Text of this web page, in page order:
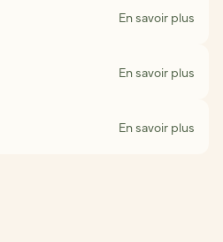
En savoir plus
En savoir plus
En savoir plus